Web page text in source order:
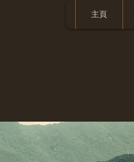
主頁